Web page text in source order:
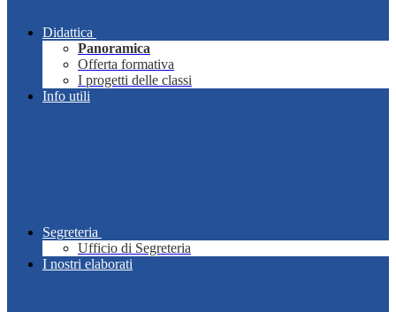
Didattica
Panoramica
Offerta formativa
I progetti delle classi
Info utili
Segreteria
Ufficio di Segreteria
I nostri elaborati